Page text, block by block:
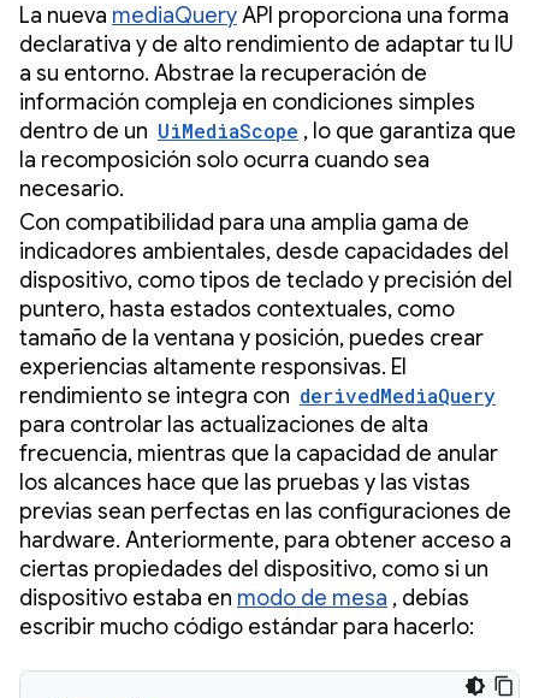
La nueva mediaQueryAPI proporciona una forma
declarativa y de alto rendimiento de adaptar tu IU
a su entorno. Abstrae la recuperación de
información compleja en condiciones simples
dentro de un UiMediaScope , lo que garantiza que
la recomposición solo ocurra cuando sea
necesario.
Con compatibilidad para una amplia gama de
indicadores ambientales, desde capacidades del
dispositivo, como tipos de teclado y precisión del
puntero, hasta estados contextuales, como
tamaño de la ventana y posición, puedes crear
experiencias altamente responsivas. El
rendimiento se integra con derivedMediaQuery
para controlar las actualizaciones de alta
frecuencia, mientras que la capacidad de anular
los alcances hace que las pruebas y las vistas
previas sean perfectas en las configuraciones de
hardware. Anteriormente, para obtener acceso a
ciertas propiedades del dispositivo, como si un
dispositivo estaba en modo de mesa , debías
escribir mucho código estándar para hacerlo: